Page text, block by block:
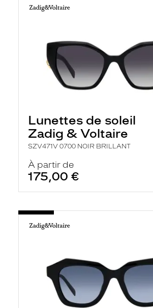
Lunettes de soleil
Zadig & Voltaire
SZV471V 0700 NOIR BRILLANT
À partir de
175,00 €